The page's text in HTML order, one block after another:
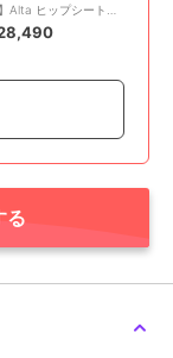
Alta ヒップシートキ
ア/ナチュラルベー
定SALE
ドウェイ
ポーチ／ダブル／グ
る